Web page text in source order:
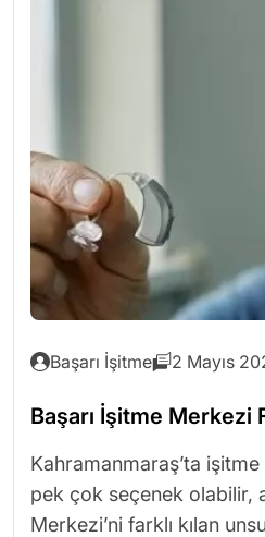
Başarı İşitme 2 Mayıs
Başarı İşitme Merkezi
Kahramanmaraş’ta işitme
pek çok seçenek olabilir,
Merkezi’ni farklı kılan